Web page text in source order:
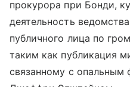
прокурора при Бонди,
деятельность
публичного лица по
таким как публикация
связанному с